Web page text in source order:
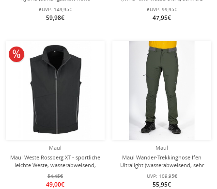
Wärmeisolierung) ozeanblau Herren
eUVP: 149,95€
59,98€
Herren
eUVP: 99,95€
47,95€
Maul
Maul Weste Rossberg XT - sportliche
leichte Weste, wasserabweisend,
atmungsaktiv - dunkelgrau Herren
54,45€
49,00€
10% reduziert
Maul
Maul Wander-Trekkinghose Ifen
Ultralight (wasserabweisend, sehr
elastisch, atmungsaktiv) dunkelgrün
Herren
UVP: 109,95€
55,95€